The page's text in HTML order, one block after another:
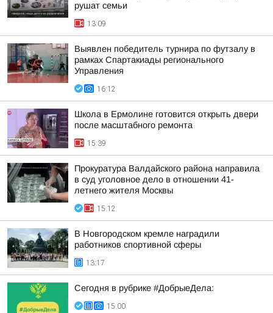
рушат семьи
13:09
Выявлен победитель турнира по футзалу в
рамках Спартакиады регионального
Управления
16:12
Школа в Ермолине готовится открыть двери
после масштабного ремонта
15:39
Прокуратура Валдайского района направила
в суд уголовное дело в отношении 41-
летнего жителя Москвы
15:12
В Новгородском кремле наградили
работников спортивной сферы
13:17
Сегодня в рубрике #ДобрыеДела:
15:00